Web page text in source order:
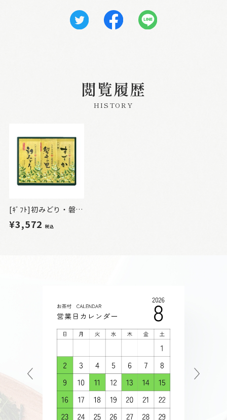
閲覧履歴
HISTORY
[ｷﾞﾌﾄ]初みどり・磐井の里・すずか詰合せ3本入
¥3,572税込